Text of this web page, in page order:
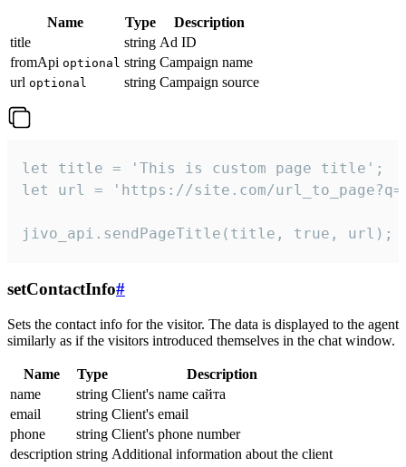
Name Type
Description
title
string Ad ID
fromApi optional string Campaign name
url optional string Campaign source
let title = 'This is custom page title';
let url = 'https://site.com/
jivo_api.sendPageTitle(title, true, url);
setContactInfo#
Sets the contact info for the visitor. The data is displayed to the agent
similarly as if the visitors introduced themselves in the chat window.
Name Type
Description
name
string Client's name сайта
email
string Client's email
phone
string Client's phone number
description string Additional information about the client